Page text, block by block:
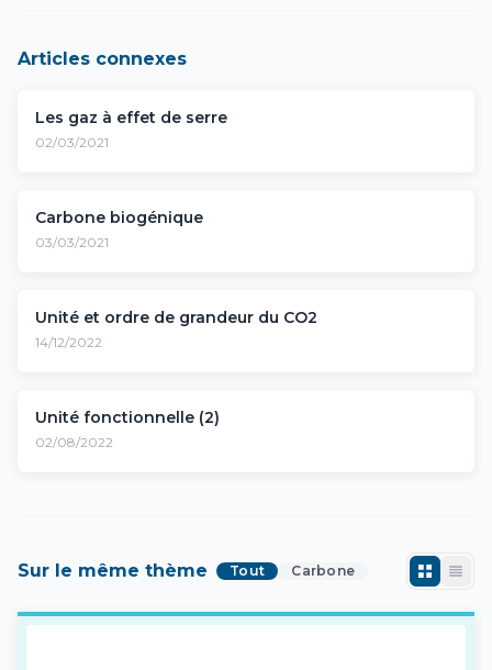
Articles connexes
Les gaz à effet de serre
02/03/2021
Carbone biogénique
03/03/2021
Unité et ordre de grandeur du CO2
14/12/2022
Unité fonctionnelle (2)
02/08/2022
Sur le même thème Tout Carbone